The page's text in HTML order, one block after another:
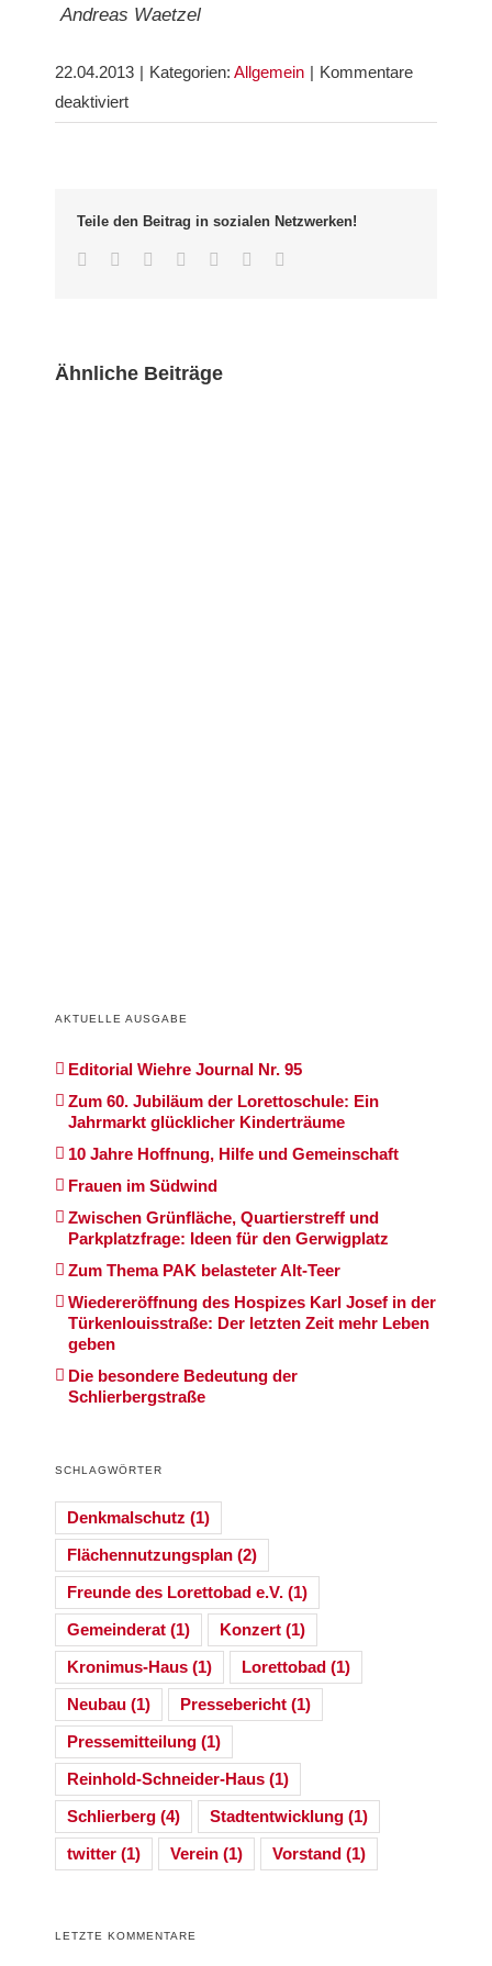
Andreas Waetzel
22.04.2013 | Kategorien: Allgemein | Kommentare
deaktiviertfür
die
Wiehre
2013
Teile den Beitrag in sozialen Netzwerken!
Facebook
TwitterLinkedInWhatsappGoogle+Pinterest
Ähnliche Beiträge
AKTUELLE AUSGABE
Editorial Wiehre Journal Nr. 95
Zum 60. Jubiläum der Lorettoschule: Ein
Jahrmarkt glücklicher Kinderträume
10 Jahre Hoffnung, Hilfe und Gemeinschaft
Frauen im Südwind
Zwischen Grünfläche, Quartierstreff und
Parkplatzfrage: Ideen für den Gerwigplatz
Zum Thema PAK belasteter Alt-Teer
Wiedereröffnung des Hospizes Karl Josef in der
Türkenlouisstraße: Der letzten Zeit mehr Leben
geben
Die besondere Bedeutung der
Schlierbergstraße
SCHLAGWÖRTER
Denkmalschutz (1)
Flächennutzungsplan (2)
Freunde des Lorettobad e.V. (1)
Gemeinderat (1) Konzert (1)
Kronimus-Haus (1) Lorettobad (1)
Neubau (1) Pressebericht (1)
Pressemitteilung (1)
Reinhold-Schneider-Haus (1)
Schlierberg (4) Stadtentwicklung (1)
twitter (1) Verein (1) Vorstand (1)
LETZTE KOMMENTARE